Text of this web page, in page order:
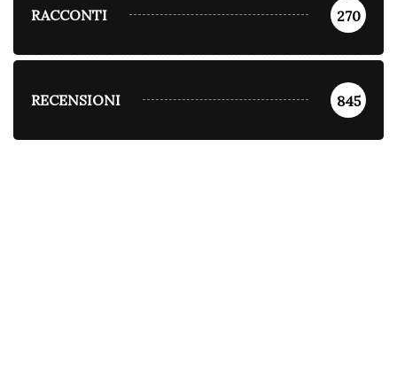
RACCONTI 270
RECENSIONI 845